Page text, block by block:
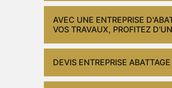
AVEC UNE ENTREPRISE
VOS TRAVAUX, PROFITEZ
DEVIS ENTREPRISE ABATTAGE